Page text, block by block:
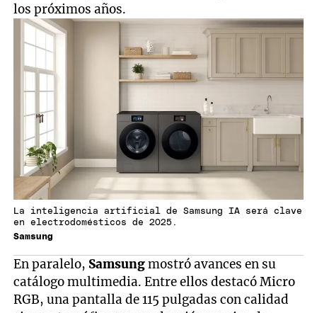
los próximos años.
La inteligencia artificial de Samsung IA será clave
en electrodomésticos de 2025.
Samsung
En paralelo, Samsungmostró avances en su
catálogo multimedia. Entre ellos destacó Micro
RGB, una pantalla de 115 pulgadas con calidad